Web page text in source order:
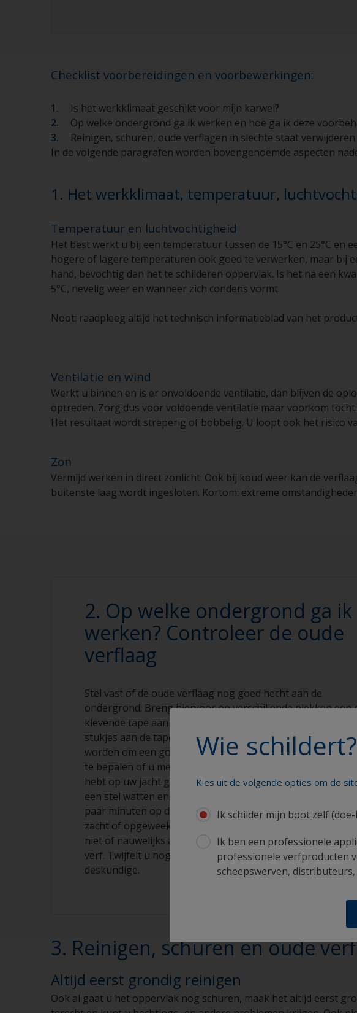
Checklist voorbereidingen en voorbewerkingen:
Is het werkklimaat geschikt voor mijn karwei?
Op welke ondergrond ga ik werken en hoe ga ik deze
Reinigen, schuren, oude verflagen in slechte staat
In de volgende paragrafen worden bovengenoemde aspecten
1. Het werkklimaat, temperatuur,
Temperatuur en luchtvochtigheid
Het best werkt u bij een temperatuur tussen de 15°C en 25°C
hogere of lagere temperaturen ook goed te verwerken, maar bij
hand, bevochtig dan het te schilderen oppervlak. Is het na een
5°C, nevelig weer en wanneer zich condens vormt.
Noot: raadpleeg altijd het technisch informatieblad van het
Ventilatie en wind
Werkt u binnen en is er onvoldoende ventilatie, dan blijven de
optreden. Zorg dus voor voldoende ventilatie maar voorkom
Het resultaat wordt streperig of bobbelig. U loopt ook het risico
Zon
Vermijd werken in direct zonlicht. Ook bij koud weer kan de
buitenste laag wordt ingesloten. Kortom: extreme
2. Op welke ondergrond ga ik
werken? Controleer de oude
verflaag
Stel vast of de oude verflaag nog goed hecht aan de
ondergrond. Breng hiervoor op verschillende plekken een
klevende tape aan en trek die er met kracht weer af. Blijven
stukjes aan de tape zitten, dan moet de oude laag verwijderd
worden om een goede hechting voor de nieuwe te krijgen.
te bepalen of u met een 1- of 2-componenten verf te maken
hebt op uw jacht gaat u als volgt te werk. U neemt een
een stel watten en doordrenkt deze met Aceton. Dit houdt u
paar minuten op dezelfde plaats op de verf. Is hierna de
zacht of opgeweekt dan is het een 1-component verf. Is de
niet of nauwelijks aangetast dan heeft u een 2-
verf. Twijfelt u nog steeds, vraag dan advies aan een
deskundige.
3. Reinigen, schuren en oude
Altijd eerst grondig reinigen
Ook al gaat u het oppervlak nog schuren, maak het altijd eerst
Wie schildert?
Kies uit de volgende opties om de
Ik schilder mijn boot zelf
Ik ben een professionele
professionele verfproducten
scheepswerven,